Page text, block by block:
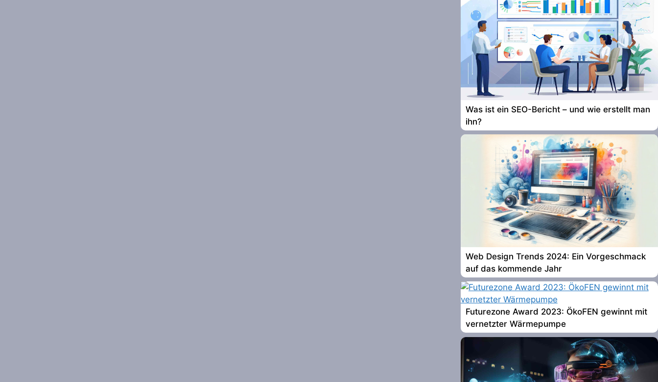
Was ist ein SEO-Bericht – und wie erstellt man
ihn?
Web Design Trends 2024: Ein Vorgeschmack
auf das kommende Jahr
Futurezone Award 2023: ÖkoFEN gewinnt mit
vernetzter Wärmepumpe